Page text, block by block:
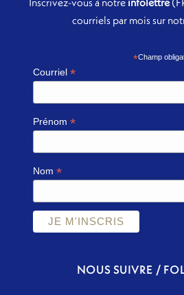
courriels par mois sur
*Champ
Courriel*
Prénom*
Nom*
NOUS SUIVRE /